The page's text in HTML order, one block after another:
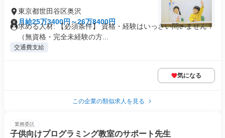
東京都世田谷区奥沢
月給25万3400円～26万8400円
求める人材: 【必須条件】 資格・経験はいっさい問いません！
（無資格・完全未経験の方...
交通費支給
気になる
この企業の類似求人を見る
業務委託
子供向けプログラミング教室のサポート先生